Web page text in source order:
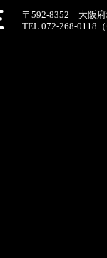
〒592-8352 大阪府
TEL 072-268-0118